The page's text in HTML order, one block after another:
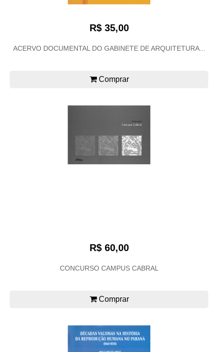
R$ 35,00
ACERVO DOCUMENTAL DO GABINETE DE ARQUITETURA...
Comprar
R$ 60,00
CONCURSO CAMPUS CABRAL
Comprar